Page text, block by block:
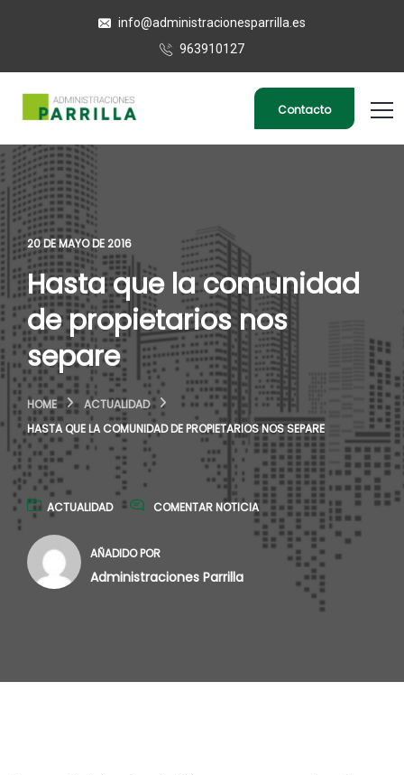
info@administracionesparrilla.es
963910127
Contacto
20 DE MAYO DE 2016
Hasta que la comunidad
de propietarios nos
separe
HOME
ACTUALIDAD
HASTA QUE LA COMUNIDAD DE PROPIETARIOS NOS SEPARE
ACTUALIDAD COMENTAR NOTICIA
AÑADIDO POR
Administraciones Parrilla